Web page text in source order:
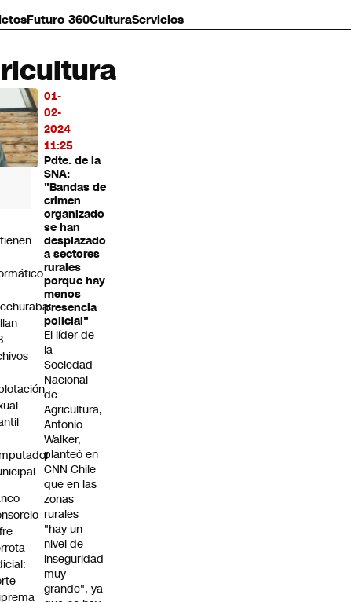
Futuro 360CulturaServicios
01-
02-
2024
11:25
Pdte. de la
SNA:
"Bandas de
crimen
organizado
se han
desplazado
a sectores
rurales
porque hay
menos
presencia
policial"
El líder de
la
Sociedad
Nacional
de
Agricultura,
Antonio
Walker,
planteó en
CNN Chile
que en las
zonas
rurales
"hay un
nivel de
inseguridad
muy
grande", ya